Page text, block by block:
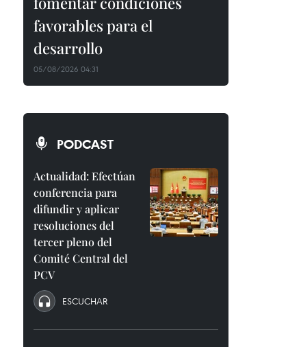
favorables para el
desarrollo
05/08/2026 04:31
PODCAST
Actualidad: Efectúan
conferencia para
difundir y aplicar
resoluciones del
tercer pleno del
Comité Central del
PCV
ESCUCHAR